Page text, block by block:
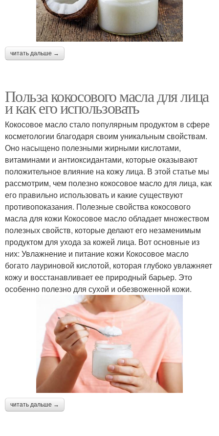
читать дальше →
Польза кокосового масла для лица
и как его использовать
Кокосовое масло стало популярным продуктом в сфере
косметологии благодаря своим уникальным свойствам.
Оно насыщено полезными жирными кислотами,
витаминами и антиоксидантами, которые оказывают
положительное влияние на кожу лица. В этой статье мы
рассмотрим, чем полезно кокосовое масло для лица, как
его правильно использовать и какие существуют
противопоказания. Полезные свойства кокосового
масла для кожи Кокосовое масло обладает множеством
полезных свойств, которые делают его незаменимым
продуктом для ухода за кожей лица. Вот основные из
них: Увлажнение и питание кожи Кокосовое масло
богато лауриновой кислотой, которая глубоко увлажняет
кожу и восстанавливает ее природный барьер. Это
особенно полезно для сухой и обезвоженной кожи.
читать дальше →